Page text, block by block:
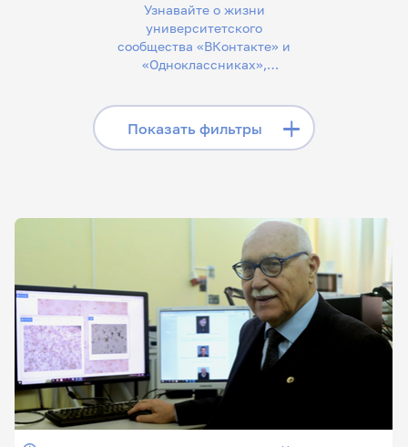
Узнавайте о жизни
университетского
сообщества «ВКонтакте» и
«Одноклассниках»,
смотрите сюжеты на
«Rutube»
Показать фильтры
Скрыть фильтры
Поиск по дате
Поиск по темам